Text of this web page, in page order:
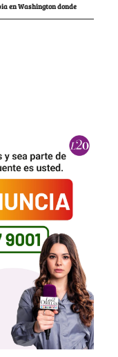
en Washington donde